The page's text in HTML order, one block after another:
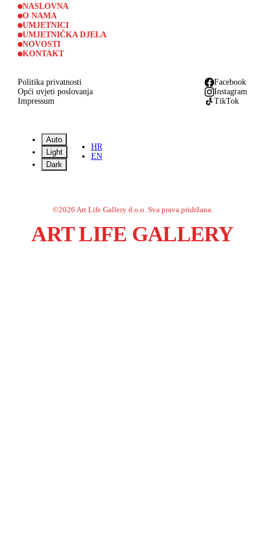
NASLOVNA
O NAMA
UMJETNICI
UMJETNIČKA DJELA
NOVOSTI
KONTAKT
Politika privatnosti
Opći uvjeti poslovanja
Impressum
Facebook
Instagram
TikTok
Auto
Light
Dark
HR
EN
©2026 Art Life Gallery d.o.o. Sva prava pridržana.
ART LIFE GALLERY